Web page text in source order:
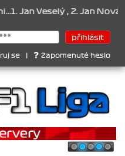
, 2. Jan Nováček , 3.
se Zapomenuté heslo